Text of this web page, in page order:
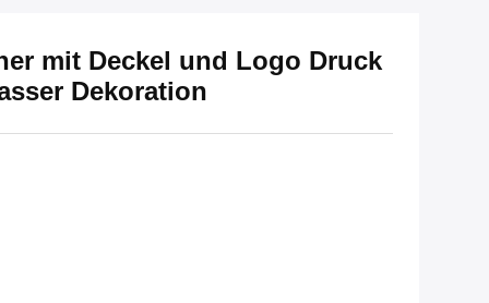
mit Deckel und Logo Druck
Dekoration